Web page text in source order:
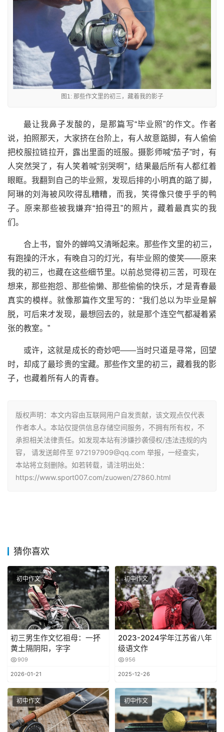
图1: 那些作文里的初三，藏着我的影子
最让我鼻子发酸的，是那篇写“毕业照”的作文。作者
说，拍照那天，大家挤在台阶上，有人故意踮脚，有人偷偷
把校服拉链拉开，露出里面的班服。摄影师喊“茄子”时，有
人突然哭了，有人笑着喊“别哭啊”，结果最后所有人都红着
眼眶。我翻到自己的毕业照，发现后排的小明真的踮了脚，
阿琳的刘海被风吹得乱糟糟，而我，笑得像只傻乎乎的鸭
子。原来那些被我嫌弃“拍得丑”的照片，藏着最真实的我
们。
合上书，窗外的蝉鸣又清晰起来。那些作文里的初三，
有跑操的汗水，有晚自习的灯光，有毕业照的傻笑——原来
我的初三，也藏在这些细节里。以前总觉得初三苦，可现在
想来，那些抱怨、那些偷懒、那些偷偷的快乐，才是青春最
真实的模样。就像那篇作文里写的：“我们总以为毕业是解
脱，可后来才发现，最想回去的，就是那个连空气都凝着紧
张的教室。”
或许，这就是成长的奇妙吧——当时只道是寻常，回望
时，却成了最珍贵的宝藏。那些作文里的初三，藏着我的影
子，也藏着所有人的青春。
版权声明：本文内容由互联网用户自发贡献，该文观点仅代表
作者本人。本站仅提供信息存储空间服务，不拥有所有权，不
承担相关法律责任。如发现本站有涉嫌抄袭侵权/违法违规的内
容， 请发送邮件至 972197909@qq.com 举报，一经查实，
本站将立刻删除。如若转载，请注明出处：
https://www.sport007.com/zuowen/27860.html
猜你喜欢
初中作文
初三男生作文忆祖母：一抔
黄土隔阴阳，字字
909
2026-01-21
初中作文
2023-2024学年江苏省八年
级语文作
956
2025-12-26
初中作文 初中作文